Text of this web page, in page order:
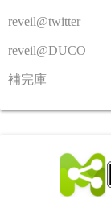
reveil@twitter
reveil@DUCO
補完庫